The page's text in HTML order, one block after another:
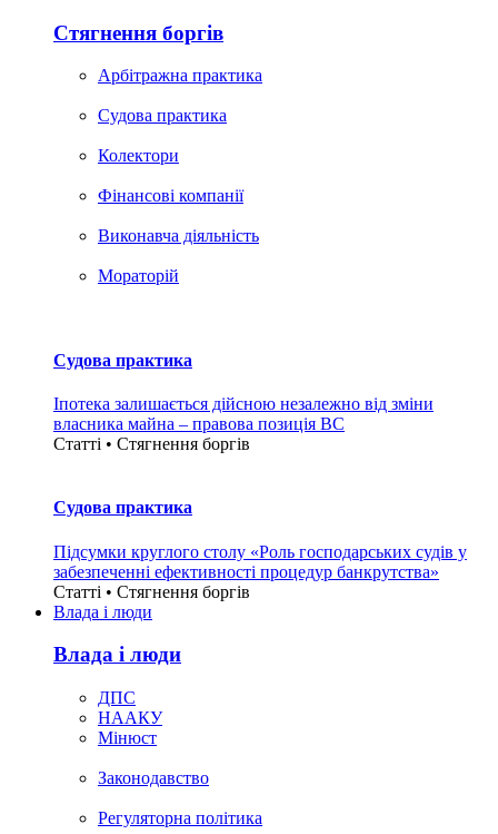
Стягнення боргiв
Арбітражна практика
Судова практика
Колектори
Фінансові компанії
Виконавча діяльність
Мораторій
Судова практика
Іпотека залишається дійсною незалежно від зміни
власника майна – правова позиція ВС
Статті • Стягнення боргiв
Судова практика
Підсумки круглого столу «Роль господарських судів у
забезпеченні ефективності процедур банкрутства»
Статті • Стягнення боргiв
Влада i люди
Влада i люди
ДПС
НААКУ
Мінюст
Законодавство
Регуляторна політика